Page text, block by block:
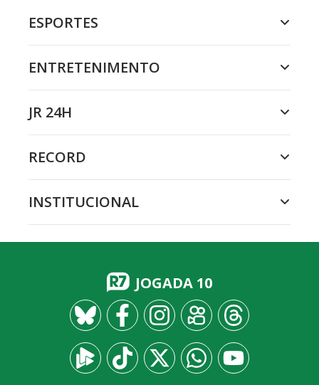
ESPORTES
ENTRETENIMENTO
JR 24H
RECORD
INSTITUCIONAL
JOGADA 10